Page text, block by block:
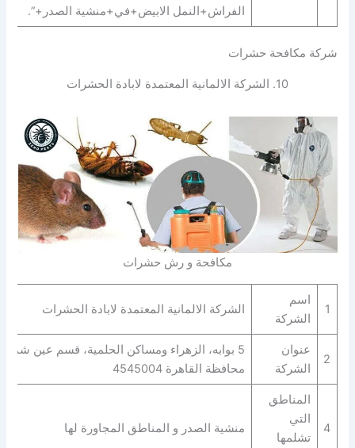
الفراش+النمل الابيض+في+منشية الصدر+”.
شركة مكافحة حشرات
10. الشركة الالمانية المعتمدة لابادة الحشرات
مكافحة و رش حشرات
1
اسم
الشركة
الشركة الالمانية المعتمدة لابادة الحشرات
2
عنوان
الشركة
5 بوابه، الزهراء ومساكن الحلمية، قسم عين
محافظة القاهرة‬ 4545004
4
المناطق
التي
تشلمها
منشية الصدر و المناطق المجاورة لها